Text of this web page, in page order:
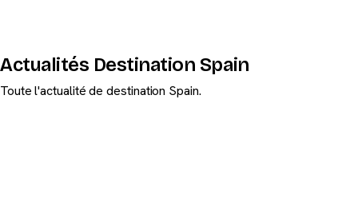
Actualités Destination Spain
Toute l'actualité de destination Spain.